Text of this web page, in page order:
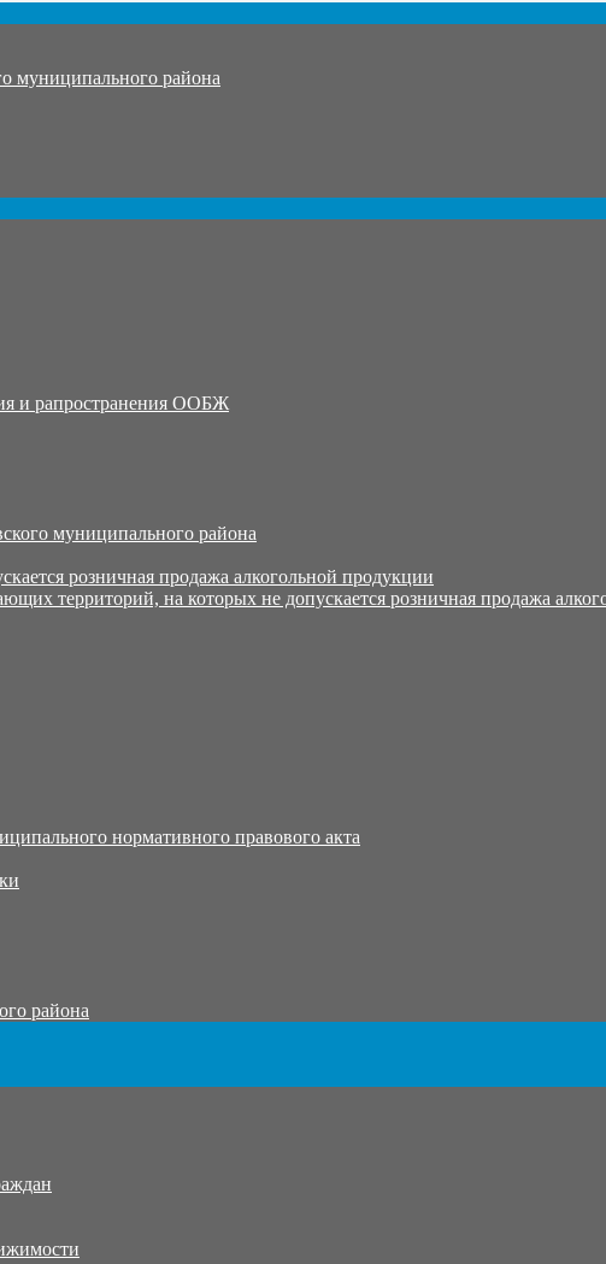
муниципального района
и рапространения ООБЖ
муниципального района
розничная продажа алкогольной продукции
территорий, на которых не допускается розничная продажа
нормативного правового акта
района